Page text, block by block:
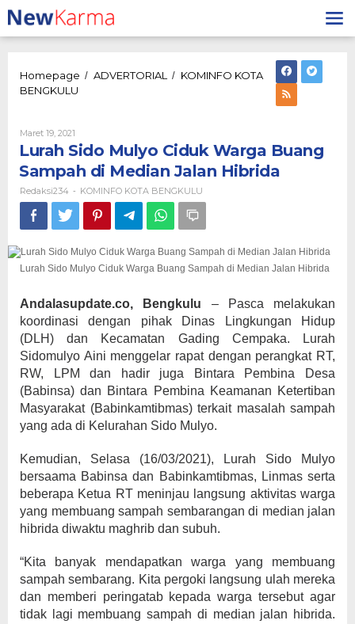
Lewati
ke
konten
Homepage / ADVERTORIAL / KOMINFO KOTA
BENGKULU
Warga
Sampah
di
Median
Jalan
Hibrida
Maret 19, 2021
Redaksi234
Lurah Sido Mulyo Ciduk Warga Buang
Sampah di Median Jalan Hibrida
Redaksi234 - KOMINFO KOTA BENGKULU
Lurah Sido Mulyo Ciduk Warga Buang Sampah di Median Jalan Hibrida
Andalasupdate.co, Bengkulu – Pasca melakukan
koordinasi dengan pihak Dinas Lingkungan Hidup
(DLH) dan Kecamatan Gading Cempaka. Lurah
Sidomulyo Aini menggelar rapat dengan perangkat RT,
RW, LPM dan hadir juga Bintara Pembina Desa
(Babinsa) dan Bintara Pembina Keamanan Ketertiban
Masyarakat (Babinkamtibmas) terkait masalah sampah
yang ada di Kelurahan Sido Mulyo.
Kemudian, Selasa (16/03/2021), Lurah Sido Mulyo
bersaama Babinsa dan Babinkamtibmas, Linmas serta
beberapa Ketua RT meninjau langsung aktivitas warga
yang membuang sampah sembarangan di median jalan
hibrida diwaktu maghrib dan subuh.
“Kita banyak mendapatkan warga yang membuang
sampah sembarang. Kita pergoki langsung ulah mereka
dan memberi peringatab kepada warga tersebut agar
tidak lagi membuang sampah di median jalan hibrida.